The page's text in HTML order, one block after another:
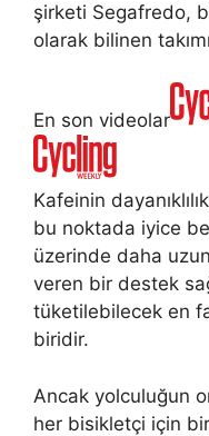
şirketi Segafredo,
olarak bilinen
En son videolar
Kafeinin
bu noktada iyice
üzerinde daha
veren bir destek
tüketilebilecek en
biridir.
Ancak yolculuğun
her bisikletçi için